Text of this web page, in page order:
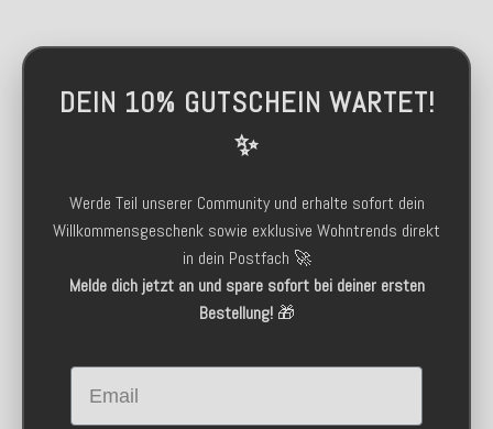
DEIN 10% GUTSCHEIN WARTET!
✨
Werde Teil unserer Community und erhalte sofort dein
Willkommensgeschenk sowie exklusive Wohntrends direkt
in dein Postfach 🚀
Melde dich jetzt an und spare sofort bei deiner ersten
Bestellung!🎁
Email